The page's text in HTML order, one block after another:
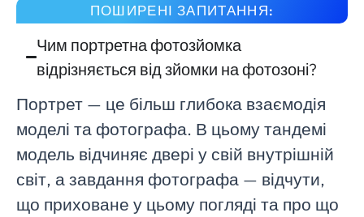
ПОШИРЕНІ ЗАПИТАННЯ:
Чим портретна фотозйомка
відрізняється від зйомки на фотозоні?
Портрет — це більш глибока взаємодія
моделі та фотографа. В цьому тандемі
модель відчиняє двері у свій внутрішній
світ, а завдання фотографа — відчути,
що приховане у цьому погляді та про що